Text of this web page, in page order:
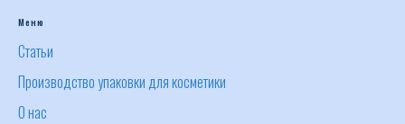
Меню
Статьи
Производство упаковки для косметики
О нас